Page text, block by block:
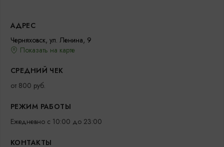
АДРЕС
Черняховск, ул. Ленина, 9
Показать на карте
СРЕДНИЙ ЧЕК
от 800 руб.
РЕЖИМ РАБОТЫ
Ежедневно с 10:00 до 23:00
КОНТАКТЫ